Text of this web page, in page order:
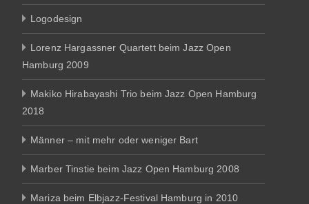
Logodesign
Lorenz Hargassner Quartett beim Jazz Open
Hamburg 2009
Makiko Hirabayashi Trio beim Jazz Open Hamburg
2018
Männer – mit mehr oder weniger Bart
Marber Tinstie beim Jazz Open Hamburg 2008
Mariza beim Elbjazz-Festival Hamburg in 2010